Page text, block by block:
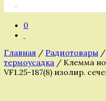
0
Главная / Радиотовары /
термоусадка / Клемма
VF1.25-187(8) изолир.